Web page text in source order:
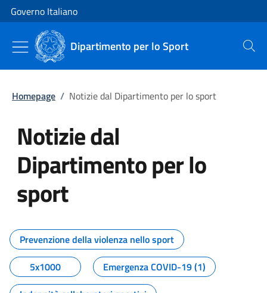
Vai al contenuto
Vai alla navigazione del sito
Governo Italiano
Dipartimento per lo Sport Cerca
Homepage / Notizie dal Dipartimento per lo sport
Notizie dal
Dipartimento per lo
sport
Tutti i contenuti della pagina
Prevenzione della violenza nello sport
5x1000
Emergenza COVID-19 (1)